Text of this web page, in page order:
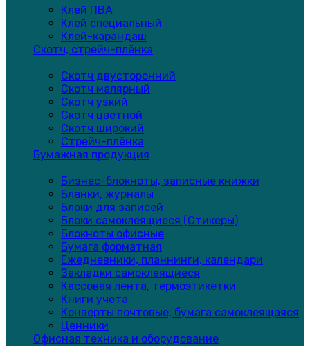
Клей ПВА
Клей специальный
Клей-карандаш
Скотч, стрейч-плёнка
Скотч двусторонний
Скотч малярный
Скотч узкий
Скотч цветной
Скотч широкий
Стрейч-плёнка
Бумажная продукция
Бизнес-блокноты, записные книжки
Бланки, журналы
Блоки для записей
Блоки самоклеящиеся (Стикеры)
Блокноты офисные
Бумага форматная
Ежедневники, планнинги, календари
Закладки самоклеящиеся
Кассовая лента, термоэтикетки
Книги учета
Конверты почтовые, бумага самоклеящаяся
Ценники
Офисная техника и оборудование